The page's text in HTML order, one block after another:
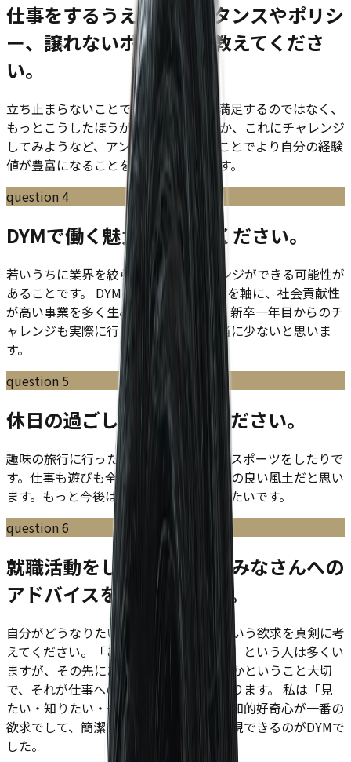
仕事をするうえでの、スタンスやポリシ
ー、譲れないポイントを教えてくださ
い。
立ち止まらないことです。常に現状に満足するのではなく、
もっとこうしたほうがいいのではないか、これにチャレンジ
してみようなど、アンテナを高く持つことでより自分の経験
値が豊富になることを大切にしています。
question 4
DYMで働く魅力を教えてください。
若いうちに業界を絞らず様々なチャレンジができる可能性が
あることです。 DYMはBtoBということを軸に、社会貢献性
が高い事業を多く生み出していきます。新卒一年目からのチ
ャレンジも実際に行っている会社は本当に少ないと思いま
す。
question 5
休日の過ごし方を教えてください。
趣味の旅行に行ったり、仕事をしたり、スポーツをしたりで
す。仕事も遊びも全力でやることがDYMの良い風土だと思い
ます。もっと今後は勉強にも充てていきたいです。
question 6
就職活動をしている学生のみなさんへの
アドバイスをお願いします。
自分がどうなりたい、何をしたいのかという欲求を真剣に考
えてください。「こういう仕事をしたい」という人は多くい
ますが、その先にあなたがどうなりたいかということ大切
で、それが仕事へのモチベーションとなります。 私は「見
たい・知りたい・やってみたい」という知的好奇心が一番の
欲求でして、簡潔に言うとこれを一番実現できるのがDYMで
した。